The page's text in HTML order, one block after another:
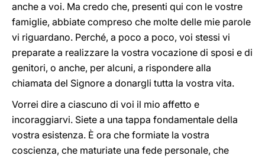
anche a voi. Ma credo che, presenti qui con le vostre
famiglie, abbiate compreso che molte delle mie parole
vi riguardano. Perché, a poco a poco, voi stessi vi
preparate a realizzare la vostra vocazione di sposi e di
genitori, o anche, per alcuni, a rispondere alla
chiamata del Signore a donargli tutta la vostra vita.
Vorrei dire a ciascuno di voi il mio affetto e
incoraggiarvi. Siete a una tappa fondamentale della
vostra esistenza. È ora che formiate la vostra
coscienza, che maturiate una fede personale, che